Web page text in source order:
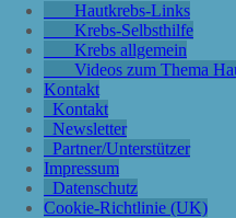
Hautkrebs-Links
Krebs-Selbsthilfe
Krebs allgemein
Videos zum Thema
Kontakt
Kontakt
Newsletter
Partner/Unterstützer
Impressum
Datenschutz
Cookie-Richtlinie (UK)